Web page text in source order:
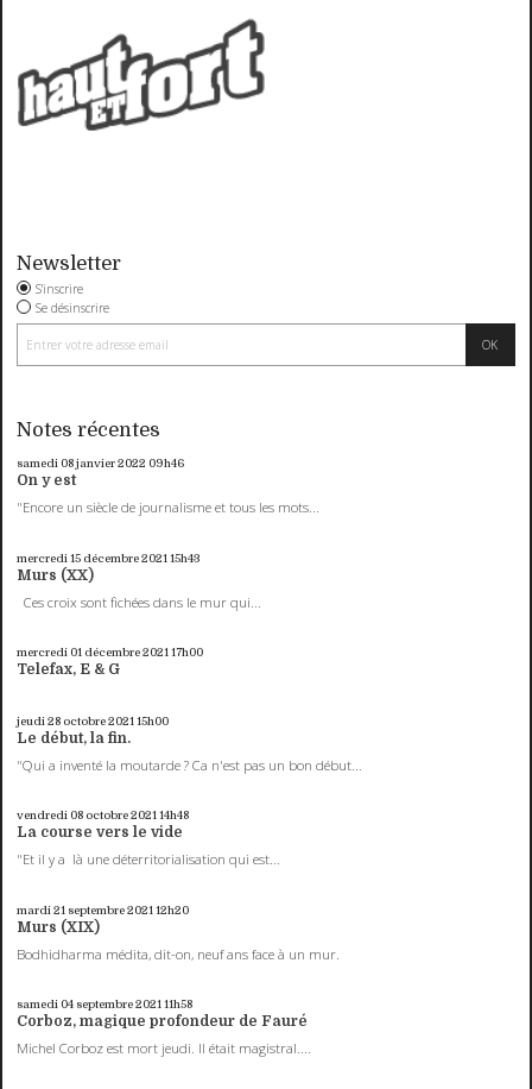
Newsletter
S'inscrire
Se désinscrire
Notes récentes
samedi 08janvier 2022 09h46
On y est
"Encore un siècle de journalisme et tous les mots...
mercredi 15 décembre 2021 15h43
Murs (XX)
Ces croix sont fichées dans le mur qui...
mercredi 01 décembre 2021 17h00
Telefax, E & G
jeudi 28 octobre 2021 15h00
Le début, la fin.
"Qui a inventé la moutarde ? Ca n'est pas un bon début...
vendredi 08 octobre 2021 14h48
La course vers le vide
"Et il y a là une déterritorialisation qui est...
mardi 21 septembre 2021 12h20
Murs (XIX)
Bodhidharma médita, dit-on, neuf ans face à un mur.
samedi 04 septembre 2021 11h58
Corboz, magique profondeur de Fauré
Michel Corboz est mort jeudi. Il était magistral....